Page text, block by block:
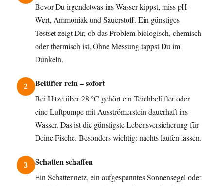
Bevor Du irgendetwas ins Wasser kippst, miss pH-
Wert, Ammoniak und Sauerstoff. Ein günstiges
Testset zeigt Dir, ob das Problem biologisch, chemisch
oder thermisch ist. Ohne Messung tappst Du im
Dunkeln.
2 Belüfter rein – sofort
Bei Hitze über 28 °C gehört ein Teichbelüfter oder
eine Luftpumpe mit Ausströmerstein dauerhaft ins
Wasser. Das ist die günstigste Lebensversicherung für
Deine Fische. Besonders wichtig: nachts laufen lassen.
3 Schatten schaffen
Ein Schattennetz, ein aufgespanntes Sonnensegel oder